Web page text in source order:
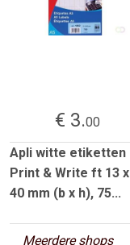
€ 3.00
Apli witte etiketten
Print & Write ft 13 x
40 mm (b x h), 75...
Meerdere shops